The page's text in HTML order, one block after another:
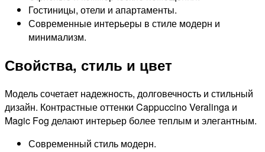
Гостиницы, отели и апартаменты.
Современные интерьеры в стиле модерн и
минимализм.
Свойства, стиль и цвет
Модель сочетает надежность, долговечность и стильный
дизайн. Контрастные оттенки Cappuccino Veralinga и
Magic Fog делают интерьер более теплым и элегантным.
Современный стиль модерн.